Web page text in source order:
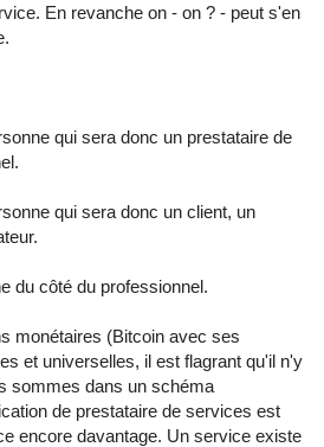
En revanche on - on ? - peut s'en
qui sera donc un prestataire de
qui sera donc un client, un
du côté du professionnel.
monétaires (Bitcoin avec ses
et universelles, il est flagrant qu'il n'y
sommes dans un schéma
de prestataire de services est
encore davantage. Un service existe